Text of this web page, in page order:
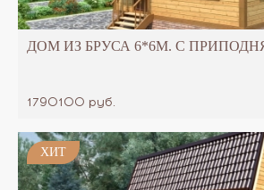
ДОМ ИЗ БРУСА 6*6М. С
1790100 руб.
ХИТ